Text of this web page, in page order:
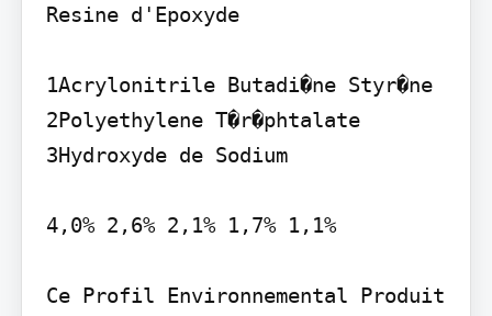
Resine d'Epoxyde
1Acrylonitrile Butadi�ne Styr�ne
2Polyethylene T�r�phtalate
3Hydroxyde de Sodium
4,0% 2,6% 2,1% 1,7% 1,1%
Ce Profil Environnemental Produit